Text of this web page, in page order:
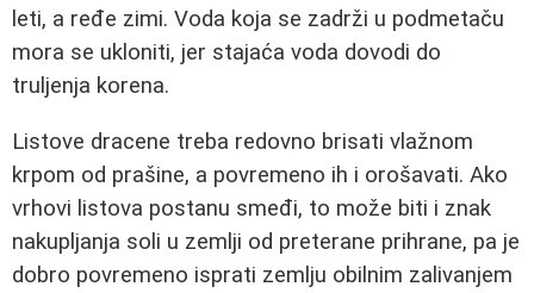
leti, a ređe zimi. Voda koja se zadrži u podmetaču
mora se ukloniti, jer stajaća voda dovodi do
truljenja korena.
Listove dracene treba redovno brisati vlažnom
krpom od prašine, a povremeno ih i orošavati. Ako
vrhovi listova postanu smeđi, to može biti i znak
nakupljanja soli u zemlji od preterane prihrane, pa je
dobro povremeno isprati zemlju obilnim zalivanjem